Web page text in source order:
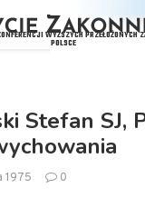
Stefan SJ,
1975 0